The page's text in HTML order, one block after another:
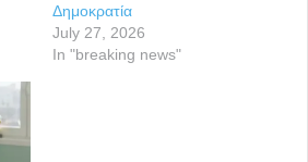
Δημοκρατία
July 27, 2026
In "breaking news"